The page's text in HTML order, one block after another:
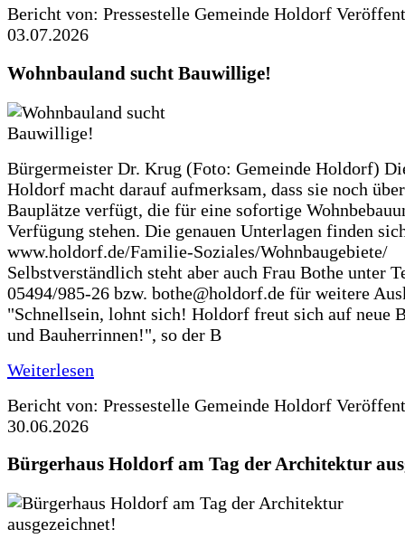
Bericht von: Pressestelle Gemeinde Holdorf
03.07.2026
Wohnbauland sucht Bauwillige!
Bürgermeister Dr. Krug (Foto: Gemeinde Holdorf)
Holdorf macht darauf aufmerksam, dass sie noch
Bauplätze verfügt, die für eine sofortige
Verfügung stehen. Die genauen Unterlagen finden
www.holdorf.de/Familie-Soziales/Wohnbaugebiete/
Selbstverständlich steht aber auch Frau Bothe unter
05494/985-26 bzw. bothe@holdorf.de für weitere
"Schnellsein, lohnt sich! Holdorf freut sich auf neue
und Bauherrinnen!", so der B
Weiterlesen
Bericht von: Pressestelle Gemeinde Holdorf
30.06.2026
Bürgerhaus Holdorf am Tag der Architektur